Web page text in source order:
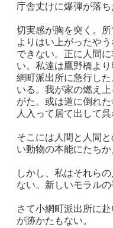
庁舎丈けに爆弾が落
切実感が胸を突く。
よりはい上がったや
できない。正に人間
い。私達は鷹野橋よ
網町派出所に急行し
いる。我が家の燃え
がた。或は道に倒れ
人入って居て出して呉
そこには人間と人間
い動物の本能にたち
しかし、私はそれら
ない。新しいモラル
さて小網町派出所に
が跡かたもない。